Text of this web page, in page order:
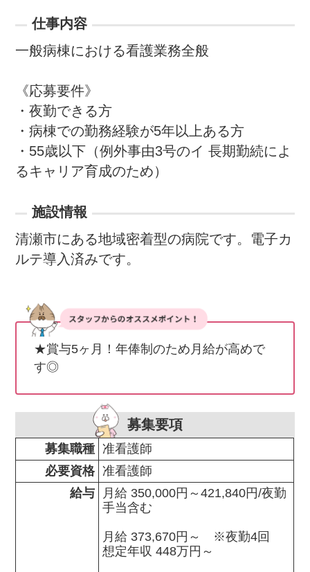
仕事内容
一般病棟における看護業務全般
《応募要件》
・夜勤できる方
・病棟での勤務経験が5年以上ある方
・55歳以下（例外事由3号のイ 長期勤続によ
るキャリア育成のため）
施設情報
清瀬市にある地域密着型の病院です。電子カ
ルテ導入済みです。
★賞与5ヶ月！年俸制のため月給が高めで
す◎
募集要項
募集職種 准看護師
必要資格 准看護師
給与
月給 350,000円～421,840円/夜勤
手当含む
月給 373,670円～　※夜勤4回
想定年収 448万円～